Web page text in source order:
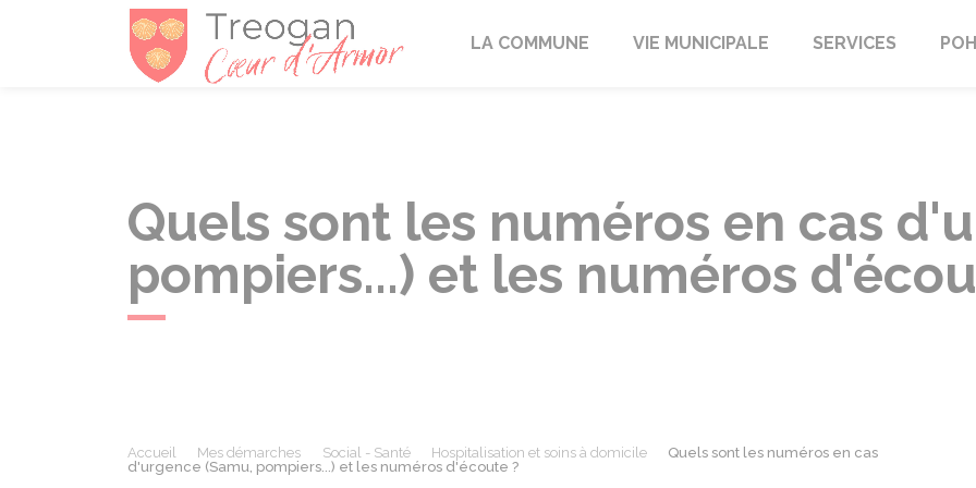
TréoganLA COMMUNE VIE MUNICIPALE SERVICES
Quels sont les numéros en cas
pompiers...) et les numéros
Accueil Mes démarches Social - Santé Hospitalisation et soins à domicile
Quels sont les numéros en cas
d'urgence (Samu, pompiers...) et les numéros d'écoute ?